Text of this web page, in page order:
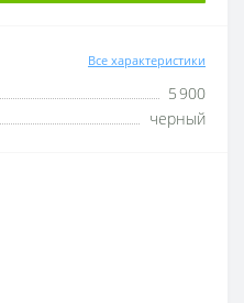
Все характеристики
5 900
черный